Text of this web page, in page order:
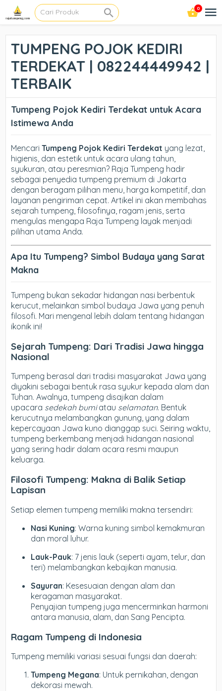
0
TUMPENG POJOK KEDIRI
TERDEKAT | 082244449942 |
TERBAIK
Tumpeng Pojok Kediri Terdekat untuk Acara
Istimewa Anda
MencariTumpeng Pojok Kediri Terdekat yang lezat,
higienis, dan estetik untuk acara ulang tahun,
syukuran, atau peresmian? Raja Tumpeng hadir
sebagai penyedia tumpeng premium di Jakarta
dengan beragam pilihan menu, harga kompetitif, dan
layanan pengiriman cepat. Artikel ini akan membahas
sejarah tumpeng, filosofinya, ragam jenis, serta
mengulas mengapa Raja Tumpeng layak menjadi
pilihan utama Anda.
Apa Itu Tumpeng? Simbol Budaya yang Sarat
Makna
Tumpeng bukan sekadar hidangan nasi berbentuk
kerucut, melainkan simbol budaya Jawa yang penuh
filosofi. Mari mengenal lebih dalam tentang hidangan
ikonik ini!
Sejarah Tumpeng: Dari Tradisi Jawa hingga
Nasional
Tumpeng berasal dari tradisi masyarakat Jawa yang
diyakini sebagai bentuk rasa syukur kepada alam dan
Tuhan. Awalnya, tumpeng disajikan dalam
upacara sedekah bumiatau selamatan. Bentuk
kerucutnya melambangkan gunung, yang dalam
kepercayaan Jawa kuno dianggap suci. Seiring waktu,
tumpeng berkembang menjadi hidangan nasional
yang sering hadir dalam acara resmi maupun
keluarga.
Filosofi Tumpeng: Makna di Balik Setiap
Lapisan
Setiap elemen tumpeng memiliki makna tersendiri:
Nasi Kuning: Warna kuning simbol kemakmuran
dan moral luhur.
Lauk-Pauk: 7 jenis lauk (seperti ayam, telur, dan
teri) melambangkan kebajikan manusia.
Sayuran: Kesesuaian dengan alam dan
keragaman masyarakat.
Penyajian tumpeng juga mencerminkan harmoni
antara manusia, alam, dan Sang Pencipta.
Ragam Tumpeng di Indonesia
Tumpeng memiliki variasi sesuai fungsi dan daerah:
Tumpeng Megana: Untuk pernikahan, dengan
dekorasi mewah.